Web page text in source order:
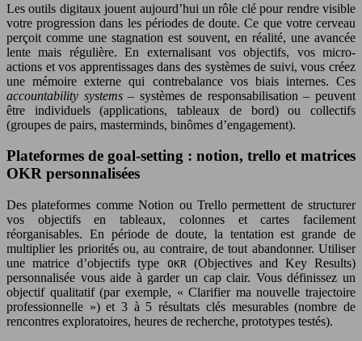
Les outils digitaux jouent aujourd’hui un rôle clé pour rendre visible
votre progression dans les périodes de doute. Ce que votre cerveau
perçoit comme une stagnation est souvent, en réalité, une avancée
lente mais régulière. En externalisant vos objectifs, vos micro-
actions et vos apprentissages dans des systèmes de suivi, vous créez
une mémoire externe qui contrebalance vos biais internes. Ces
accountability systems– systèmes de responsabilisation – peuvent
être individuels (applications, tableaux de bord) ou collectifs
(groupes de pairs, masterminds, binômes d’engagement).
Plateformes de goal-setting : notion, trello et matrices
OKR personnalisées
Des plateformes comme Notion ou Trello permettent de structurer
vos objectifs en tableaux, colonnes et cartes facilement
réorganisables. En période de doute, la tentation est grande de
multiplier les priorités ou, au contraire, de tout abandonner. Utiliser
une matrice d’objectifs type OKR (Objectives and Key Results)
personnalisée vous aide à garder un cap clair. Vous définissez un
objectif qualitatif (par exemple, « Clarifier ma nouvelle trajectoire
professionnelle ») et 3 à 5 résultats clés mesurables (nombre de
rencontres exploratoires, heures de recherche, prototypes testés).